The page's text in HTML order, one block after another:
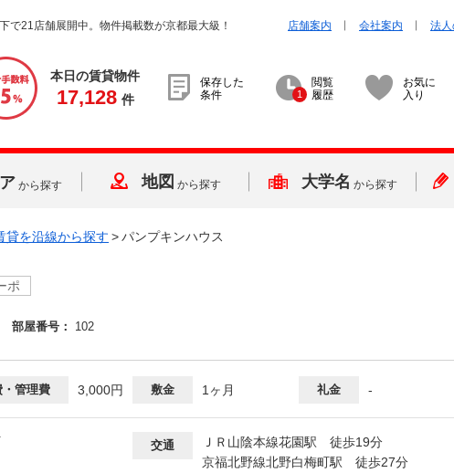
で21店舗展開中。物件掲載数が京都最大級！ 店舗案内 会社案内 法
本日の賃貸物件
17,128 件
保存した
条件
1
閲覧
履歴
お気に
入り
から探す 地図 から探す 大学名 から探す
貸を沿線から探す >パンプキンハウス
ポ
部屋番号： 102
・管理費 3,000円 敷金 1ヶ月 礼金 -
交通
ＪＲ山陰本線花園駅 徒歩19分
京福北野線北野白梅町駅 徒歩27分